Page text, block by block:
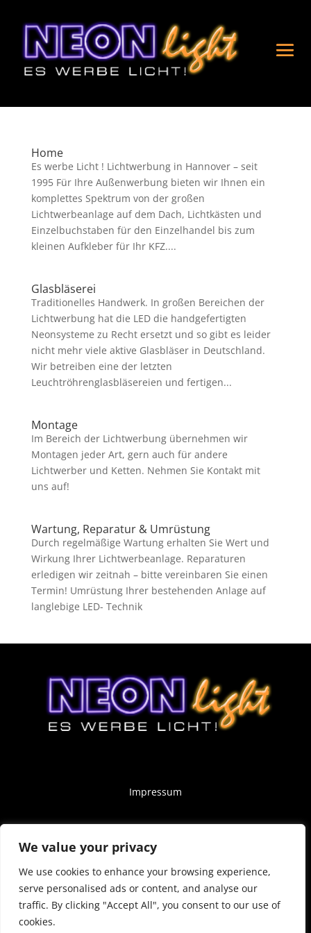
We value your privacy
We use cookies to enhance your browsing experience,
serve personalised ads or content, and analyse our
traffic. By clicking "Accept All", you consent to our use of
cookies.
Home
Es werbe Licht ! Lichtwerbung in Hannover – seit
1995 Für Ihre Außenwerbung bieten wir Ihnen ein
komplettes Spektrum von der großen
Lichtwerbeanlage auf dem Dach, Lichtkästen und
Einzelbuchstaben für den Einzelhandel bis zum
kleinen Aufkleber für Ihr KFZ....
Glasbläserei
Traditionelles Handwerk. In großen Bereichen der
Lichtwerbung hat die LED die handgefertigten
Neonsysteme zu Recht ersetzt und so gibt es leider
nicht mehr viele aktive Glasbläser in Deutschland.
Wir betreiben eine der letzten
Leuchtröhrenglasbläsereien und fertigen...
Montage
Im Bereich der Lichtwerbung übernehmen wir
Montagen jeder Art, gern auch für andere
Lichtwerber und Ketten. Nehmen Sie Kontakt mit
uns auf!
Wartung, Reparatur & Umrüstung
Durch regelmäßige Wartung erhalten Sie Wert und
Wirkung Ihrer Lichtwerbeanlage. Reparaturen
erledigen wir zeitnah – bitte vereinbaren Sie einen
Termin! Umrüstung Ihrer bestehenden Anlage auf
langlebige LED- Technik
Impressum
© 2024 Neon-Light. Website by